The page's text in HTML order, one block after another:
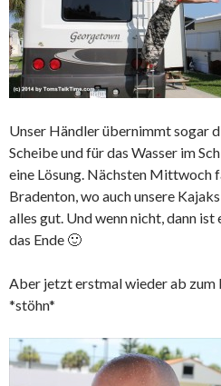
Unser Händler übernimmt sogar
Scheibe und für das Wasser im
eine Lösung. Nächsten Mittwoch
Bradenton, wo auch unsere
alles gut. Und wenn nicht, dann ist
das Ende 🙂
Aber jetzt erstmal wieder ab zum
*stöhn*